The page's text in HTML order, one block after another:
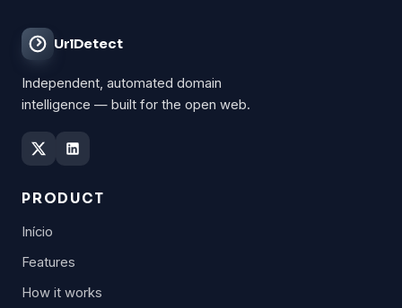
UrlDetect
Independent, automated domain
intelligence — built for the open web.
PRODUCT
Início
Features
How it works